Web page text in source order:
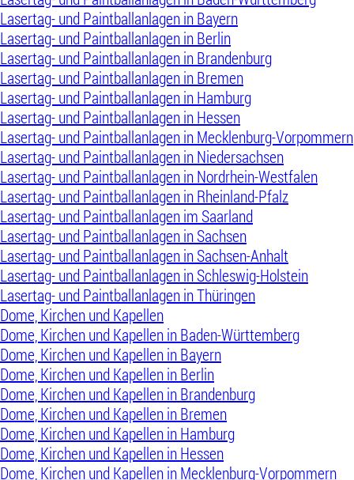
Lasertag- und Paintballanlagen in Bayern
Lasertag- und Paintballanlagen in Berlin
Lasertag- und Paintballanlagen in Brandenburg
Lasertag- und Paintballanlagen in Bremen
Lasertag- und Paintballanlagen in Hamburg
Lasertag- und Paintballanlagen in Hessen
Lasertag- und Paintballanlagen in Mecklenburg-Vorpommern
Lasertag- und Paintballanlagen in Niedersachsen
Lasertag- und Paintballanlagen in Nordrhein-Westfalen
Lasertag- und Paintballanlagen in Rheinland-Pfalz
Lasertag- und Paintballanlagen im Saarland
Lasertag- und Paintballanlagen in Sachsen
Lasertag- und Paintballanlagen in Sachsen-Anhalt
Lasertag- und Paintballanlagen in Schleswig-Holstein
Lasertag- und Paintballanlagen in Thüringen
Dome, Kirchen und Kapellen
Dome, Kirchen und Kapellen in Baden-Württemberg
Dome, Kirchen und Kapellen in Bayern
Dome, Kirchen und Kapellen in Berlin
Dome, Kirchen und Kapellen in Brandenburg
Dome, Kirchen und Kapellen in Bremen
Dome, Kirchen und Kapellen in Hamburg
Dome, Kirchen und Kapellen in Hessen
Dome, Kirchen und Kapellen in Mecklenburg-Vorpommern